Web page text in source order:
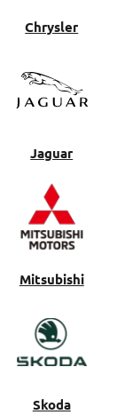
Chrysler
Jaguar
Mitsubishi
Skoda